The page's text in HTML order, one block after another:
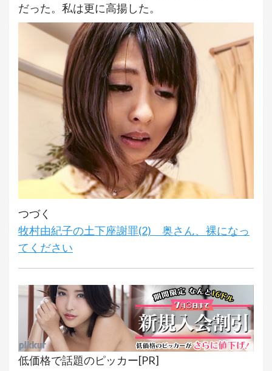
だった。私は更に高揚した。
つづく
牧村由紀子の土下座謝罪(2) 奥さん、裸になっ
てください
低価格で話題のピッカー[PR]